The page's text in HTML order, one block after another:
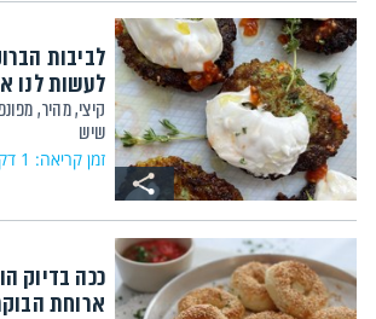
לביבות
לעשות לנו
קיצי, מהיר,
שיש
זמן קריאה: 1 דק'
ככה בדיוק
ארוחת